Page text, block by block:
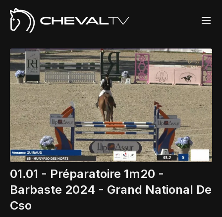
01.01 - Préparatoire 1m20 -
Barbaste 2024 - Grand National De
Cso